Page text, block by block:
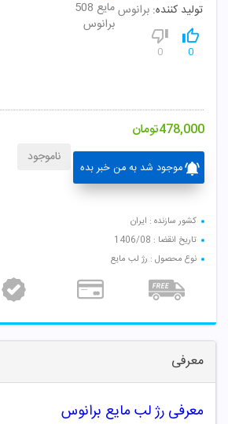
تولید کننده: برانوس
0
0
478,000تومان
موجود شد به من خبر بده
ناموجود
کشور سازنده : ایران
تاریخ انقضا : 1406/08
نوع محصول : رژ لب مایع
معرفی
معرفی رژ لب مایع برانوس